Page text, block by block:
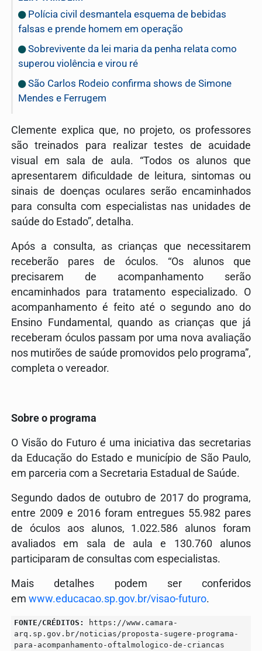
Polícia civil desmantela esquema de bebidas
falsas e prende homem em operação
Sobrevivente da lei maria da penha relata como
superou violência e virou ré
São Carlos Rodeio confirma shows de Simone
Mendes e Ferrugem
Clemente explica que, no projeto, os professores
são treinados para realizar testes de acuidade
visual em sala de aula. “Todos os alunos que
apresentarem dificuldade de leitura, sintomas ou
sinais de doenças oculares serão encaminhados
para consulta com especialistas nas unidades de
saúde do Estado”, detalha.
Após a consulta, as crianças que necessitarem
receberão pares de óculos. “Os alunos que
precisarem de acompanhamento serão
encaminhados para tratamento especializado. O
acompanhamento é feito até o segundo ano do
Ensino Fundamental, quando as crianças que já
receberam óculos passam por uma nova avaliação
nos mutirões de saúde promovidos pelo programa”,
completa o vereador.
Sobre o programa
O Visão do Futuro é uma iniciativa das secretarias
da Educação do Estado e município de São Paulo,
em parceria com a Secretaria Estadual de Saúde.
Segundo dados de outubro de 2017 do programa,
entre 2009 e 2016 foram entregues 55.982 pares
de óculos aos alunos, 1.022.586 alunos foram
avaliados em sala de aula e 130.760 alunos
participaram de consultas com especialistas.
Mais detalhes podem ser conferidos
em www.educacao.sp.gov.br/visao-futuro.
FONTE/CRÉDITOS:
https://www.camara-
arq.sp.gov.br/noticias/proposta-sugere-programa-
para-acompanhamento-oftalmologico-de-criancas